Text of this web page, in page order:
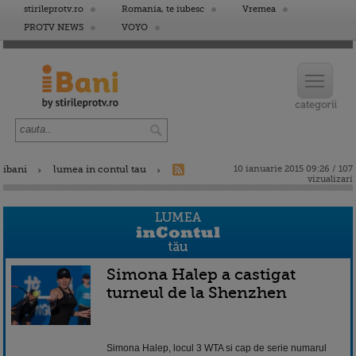
stirileprotv.ro Romania, te iubesc
Vremea
PROTV NEWS
VOYO
ibani lumea in contul tau
10 ianuarie 2015 09:26 / 107
vizualizari
Simona Halep a castigat
turneul de la Shenzhen
Simona Halep, locul 3 WTA si cap de serie numarul